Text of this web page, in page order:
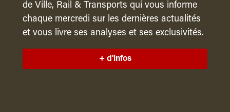
de Ville, Rail & Transports qui vous informe
chaque mercredi sur les dernières actualités
et vous livre ses analyses et ses exclusivités.
+ d'infos